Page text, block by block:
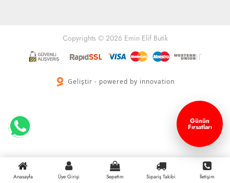
Copyrights © 2026 Emin Elif Butik
Geliştir - powered by innovation
Anasayfa Üye Girişi Sepetim Sipariş Takibi İletişim
Günün
Fırsatları